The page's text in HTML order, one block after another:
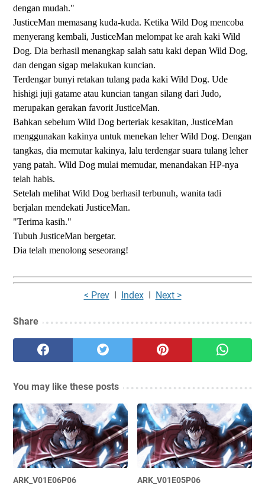
dengan mudah."
JusticeMan memasang kuda-kuda. Ketika Wild Dog mencoba
menyerang kembali, JusticeMan melompat ke arah kaki Wild
Dog. Dia berhasil menangkap salah satu kaki depan Wild Dog,
dan dengan sigap melakukan kuncian.
Terdengar bunyi retakan tulang pada kaki Wild Dog. Ude
hishigi juji gatame atau kuncian tangan silang dari Judo,
merupakan gerakan favorit JusticeMan.
Bahkan sebelum Wild Dog berteriak kesakitan, JusticeMan
menggunakan kakinya untuk menekan leher Wild Dog. Dengan
tangkas, dia memutar kakinya, lalu terdengar suara tulang leher
yang patah. Wild Dog mulai memudar, menandakan HP-nya
telah habis.
Setelah melihat Wild Dog berhasil terbunuh, wanita tadi
berjalan mendekati JusticeMan.
"Terima kasih."
Tubuh JusticeMan bergetar.
Dia telah menolong seseorang!
< PrevI IndexI Next >
Share
You may like these posts
ARK_V01E06P06 ARK_V01E05P06